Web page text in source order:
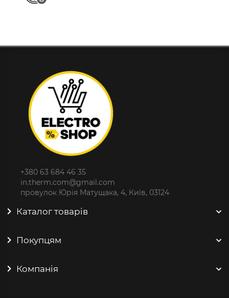
+380 63 684 46 35
in.therm.com@gmail.com
провулок Юрія Матущака, 4, Київ, 03124
Каталог товарів
Покупцям
Компанія